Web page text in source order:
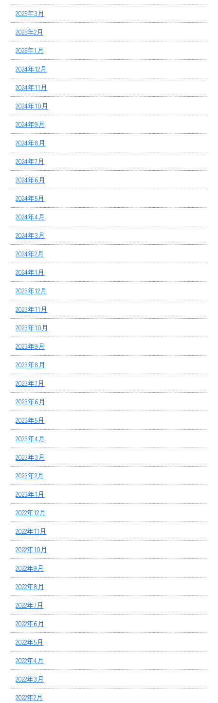
2025年3月
2025年2月
2025年1月
2024年12月
2024年11月
2024年10月
2024年9月
2024年8月
2024年7月
2024年6月
2024年5月
2024年4月
2024年3月
2024年2月
2024年1月
2023年12月
2023年11月
2023年10月
2023年9月
2023年8月
2023年7月
2023年6月
2023年5月
2023年4月
2023年3月
2023年2月
2023年1月
2022年12月
2022年11月
2022年10月
2022年9月
2022年8月
2022年7月
2022年6月
2022年5月
2022年4月
2022年3月
2022年2月